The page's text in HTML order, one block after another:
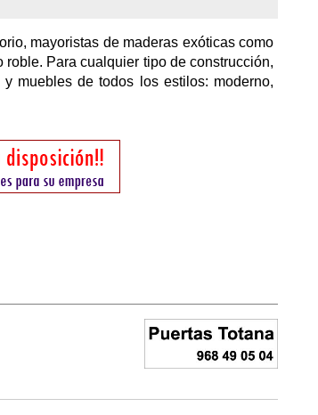
mayoristas de maderas exóticas como
Para cualquier tipo de construcción,
muebles de todos los estilos: moderno,